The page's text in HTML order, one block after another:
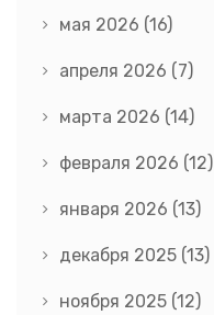
мая 2026 (16)
апреля 2026 (7)
марта 2026 (14)
февраля 2026 (12)
января 2026 (13)
декабря 2025 (13)
ноября 2025 (12)